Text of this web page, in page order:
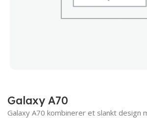
Galaxy A70
Galaxy A70 kombinerer et slankt design